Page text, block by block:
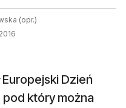
(opr.)
Europejski Dzień
pod który można